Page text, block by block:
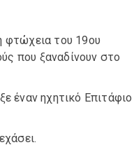
φτώχεια του 19ου
που ξαναδίνουν στο
έναν ηχητικό Επιτάφιο